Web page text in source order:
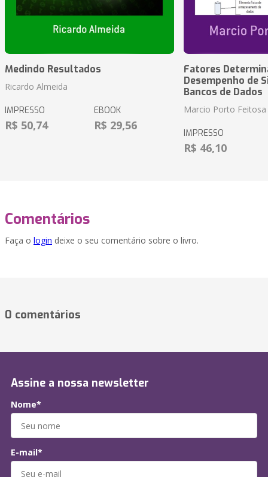
Medindo Resultados
Ricardo Almeida
IMPRESSO
R$ 50,74
EBOOK
R$ 29,56
Fatores
Desempenho de
Bancos de Dados
Marcio Porto Feitosa
IMPRESSO
R$ 46,10
Comentários
Faça o login deixe o seu comentário sobre o livro.
0 comentários
Assine a nossa newsletter
Nome*
E-mail*